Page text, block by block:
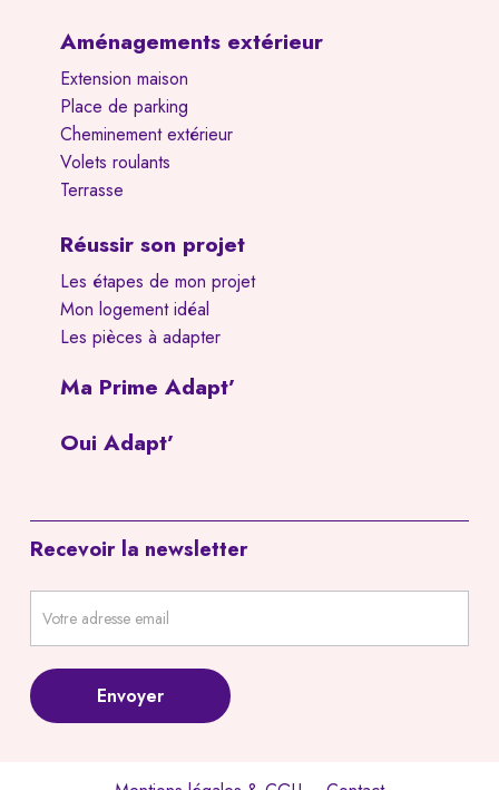
Aménagements extérieur
Extension maison
Place de parking
Cheminement extérieur
Volets roulants
Terrasse
Réussir son projet
Les étapes de mon projet
Mon logement idéal
Les pièces à adapter
Ma Prime Adapt’
Oui Adapt’
Recevoir la newsletter
footer
Envoyer